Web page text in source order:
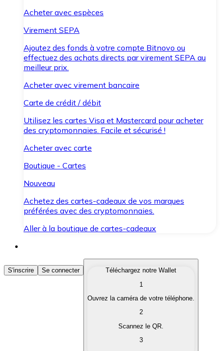
Acheter avec espèces
Virement SEPA
Ajoutez des fonds à votre compte Bitnovo ou
effectuez des achats directs par virement SEPA au
meilleur prix.
Acheter avec virement bancaire
Carte de crédit / débit
Utilisez les cartes Visa et Mastercard pour acheter
des cryptomonnaies. Facile et sécurisé !
Acheter avec carte
Boutique - Cartes
Nouveau
Achetez des cartes-cadeaux de vos marques
préférées avec des cryptomonnaies.
Aller à la boutique de cartes-cadeaux
Acheter des Cryptomonnaies
Achetez les cryptomonnaies qui vous intéressent
Convertissez vos cryptomonnaies en monnaie
S'inscrire Se connecter
Téléchargez notre Wallet
1
Ouvrez la caméra de votre téléphone.
2
Scannez le QR.
3